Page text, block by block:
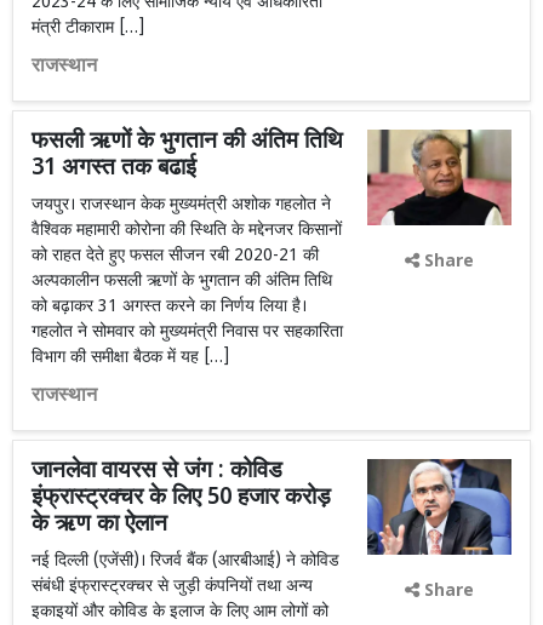
मंत्री टीकाराम […]
राजस्थान
फसली ऋणों के भुगतान की अंतिम तिथि
31 अगस्त तक बढाई
जयपुर। राजस्थान केक मुख्यमंत्री अशोक गहलोत ने
वैश्विक महामारी कोरोना की स्थिति के मद्देनजर किसानों
को राहत देते हुए फसल सीजन रबी 2020-21 की
अल्पकालीन फसली ऋणों के भुगतान की अंतिम तिथि
को बढ़ाकर 31 अगस्त करने का निर्णय लिया है।
गहलोत ने सोमवार को मुख्यमंत्री निवास पर सहकारिता
विभाग की समीक्षा बैठक में यह […]
राजस्थान
Share
जानलेवा वायरस से जंग : कोविड
इंफ्रास्ट्रक्चर के लिए 50 हजार करोड़
के ऋण का ऐलान
नई दिल्ली (एजेंसी)। रिजर्व बैंक (आरबीआई) ने कोविड
संबंधी इंफ्रास्ट्रक्चर से जुड़ी कंपनियों तथा अन्य
इकाइयों और कोविड के इलाज के लिए आम लोगों को
Share